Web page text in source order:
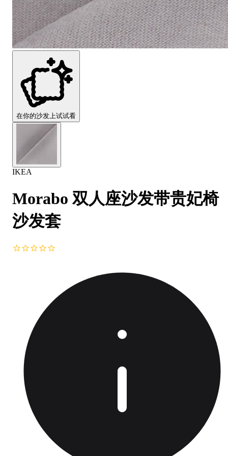
Comfort
Works
Cooper
Wooden
Sofa
Comfort
Works
贝
利
实
Comfort
Works
Stella
Wooden
Sofa
Comfort
Works
Peroni
Wooden
Sofa
Comfort
Works
FlexiFit
通
用
发
垫
子
套
在你的沙发上试试看
IKEA
Morabo 双人座沙发带贵妃椅
沙发套